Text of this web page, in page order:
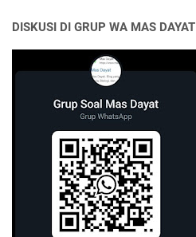
DISKUSI DI GRUP WA MAS DAYAT